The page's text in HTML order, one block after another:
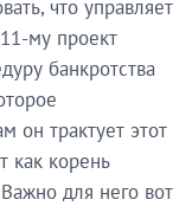
что управляет
му проект
банкротства
он трактует этот
как корень
для него вот